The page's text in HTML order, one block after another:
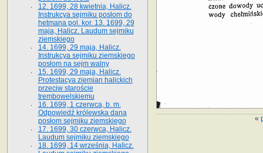
«
12. 1699, 28 kwietnia, Halicz.
Instrukcya sejmiku posłom do
hetmana pol. kor. 13. 1699, 29
maja, Halicz. Laudum sejmiku
ziemskiego
14. 1699, 29 maja, Halicz.
Instrukcya sejmiku ziemskiego
posłom na sejm walny
15. 1699, 29 maja, Halicz.
Protestacya ziemian halickich
przeciw staroście
trembowelskiemu
16. 1699, 1 czerwca, b. m.
Odpowiedź królewska dana
posłom sejmiku ziemskiego
17. 1699, 30 czerwca, Halicz.
Laudum sejmiku ziemskiego
18. 1699, 14 września, Halicz.